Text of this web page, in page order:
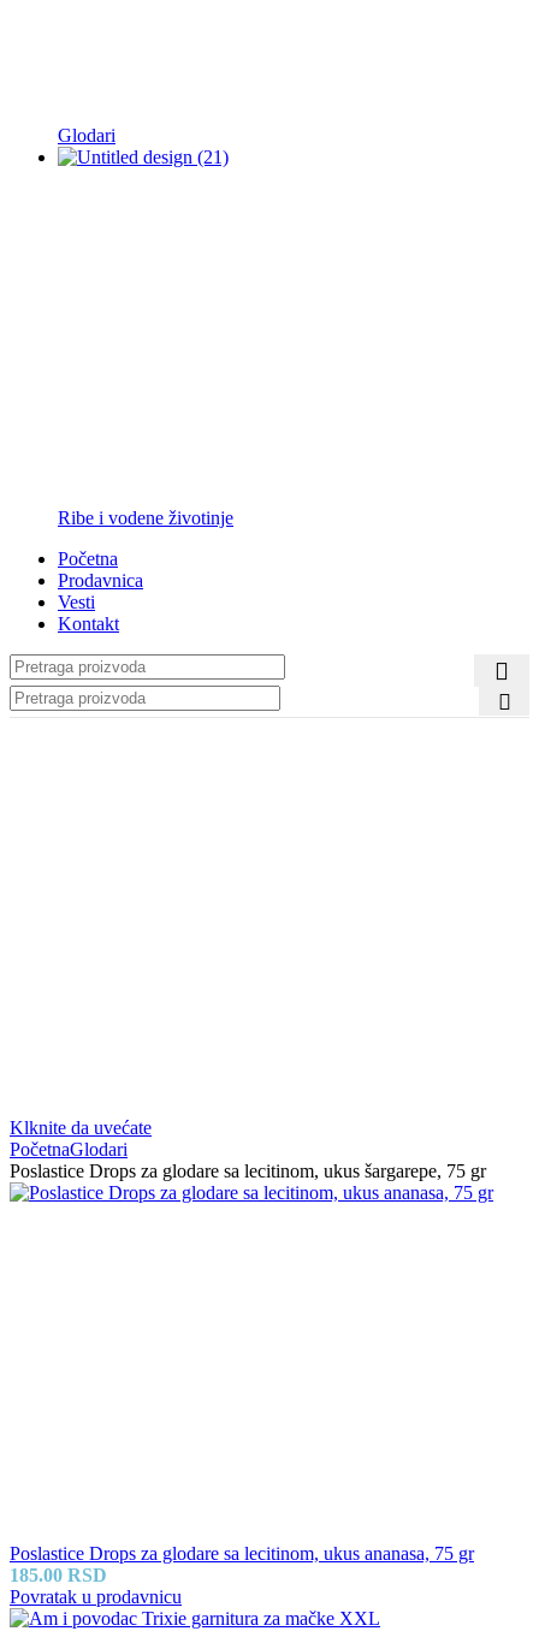
Glodari
Ribe i vodene životinje
Početna
Prodavnica
Vesti
Kontakt
Klknite da uvećate
PočetnaGlodari
Poslastice Drops za glodare sa lecitinom, ukus šargarepe, 75 gr
Poslastice Drops za glodare sa lecitinom, ukus ananasa, 75 gr
185.00 RSD
Povratak u prodavnicu